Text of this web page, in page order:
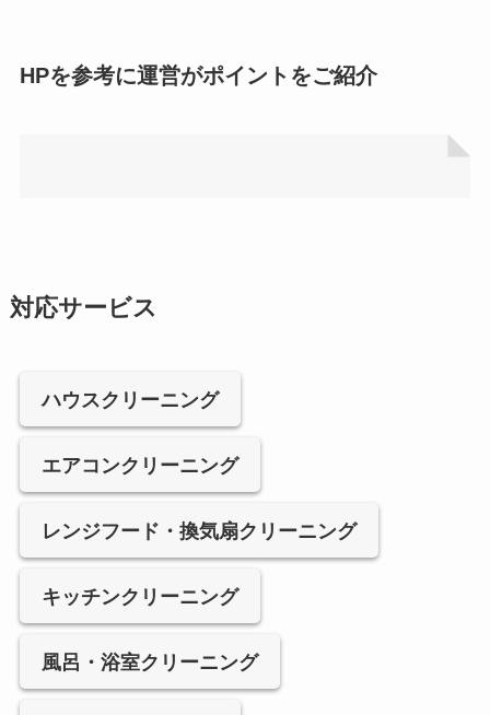
HPを参考に運営がポイントをご紹介
対応サービス
ハウスクリーニング
エアコンクリーニング
レンジフード・換気扇クリーニング
キッチンクリーニング
風呂・浴室クリーニング